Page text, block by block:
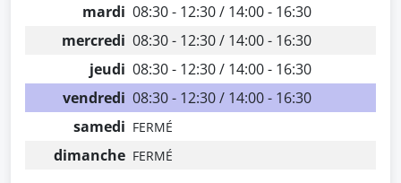
mardi 08:30 - 12:30 / 14:00 - 16:30
mercredi 08:30 - 12:30 / 14:00 - 16:30
jeudi 08:30 - 12:30 / 14:00 - 16:30
vendredi 08:30 - 12:30 / 14:00 - 16:30
samedi FERMÉ
dimanche FERMÉ